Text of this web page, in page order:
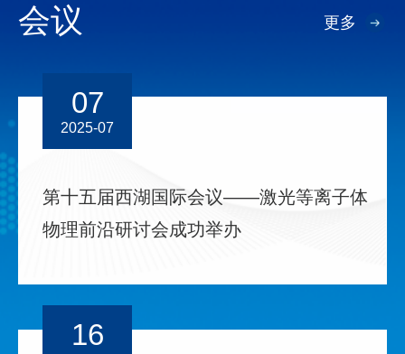
会议 更多
07
2025-07
第十五届西湖国际会议——激光等离子体
物理前沿研讨会成功举办
16